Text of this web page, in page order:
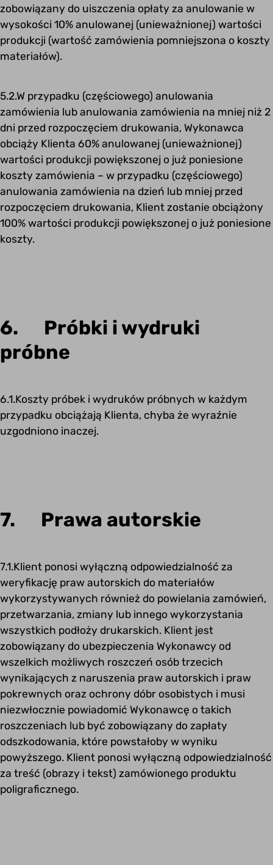
zobowiązany do uiszczenia opłaty za anulowanie w
wysokości 10% anulowanej (unieważnionej) wartości
produkcji (wartość zamówienia pomniejszona o koszty
materiałów).
5.2.W przypadku (częściowego) anulowania
zamówienia lub anulowania zamówienia na mniej niż 2
dni przed rozpoczęciem drukowania, Wykonawca
obciąży Klienta 60% anulowanej (unieważnionej)
wartości produkcji powiększonej o już poniesione
koszty zamówienia – w przypadku (częściowego)
anulowania zamówienia na dzień lub mniej przed
rozpoczęciem drukowania, Klient zostanie obciążony
100% wartości produkcji powiększonej o już poniesione
koszty.
6. Próbki i wydruki
próbne
6.1.Koszty próbek i wydruków próbnych w każdym
przypadku obciążają Klienta, chyba że wyraźnie
uzgodniono inaczej.
7. Prawa autorskie
7.1.Klient ponosi wyłączną odpowiedzialność za
weryfikację praw autorskich do materiałów
wykorzystywanych również do powielania zamówień,
przetwarzania, zmiany lub innego wykorzystania
wszystkich podłoży drukarskich. Klient jest
zobowiązany do ubezpieczenia Wykonawcy od
wszelkich możliwych roszczeń osób trzecich
wynikających z naruszenia praw autorskich i praw
pokrewnych oraz ochrony dóbr osobistych i musi
niezwłocznie powiadomić Wykonawcę o takich
roszczeniach lub być zobowiązany do zapłaty
odszkodowania, które powstałoby w wyniku
powyższego. Klient ponosi wyłączną odpowiedzialność
za treść (obrazy i tekst) zamówionego produktu
poligraficznego.